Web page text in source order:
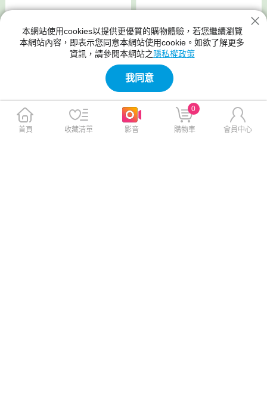
【陽明生醫】一家人益生菌x3
盒(30包/盒)
【陽明生醫】一家人益生菌x2
盒(30包/盒)
$1,940
免運
本網站使用cookies以提供更優質的購物體驗，若您繼續瀏覽
本網站內容，即表示您同意本網站使用cookie。如欲了解更多
資訊，請參閱本網站之 隱私權政策
我同意
首頁 收藏清單 影音 購物車
0
會員中心